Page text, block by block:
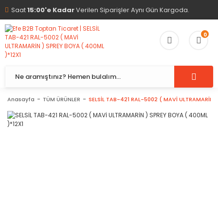
Saat15:00'e KadarVerilen Siparişler Aynı Gün Kargoda.
0
Anasayfa TÜM ÜRÜNLER SELSİL TAB-421 RAL-5002 ( MAVİ ULTRAMARİN